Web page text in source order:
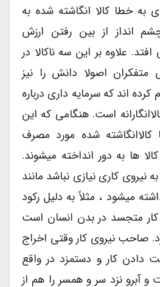
به خطا کالا انگاشته شده به
انداز از بین رفتن ارزش
علاوه بر این سه ناکالا در
اصولا دانش را نیز
کرده اند که سرمایه داری درباره
است. هنگامی که این
شده مورد مصرف
ها به دور انداخته میشوند.
نیروی کاری نیازی نباشد مانند
میشود ، مثلاً به دلیل رکود
متجسد در بدن انسان است
صاحب نیروی کار وقتی اخراج
کار و دستمزد در واقع
آبرو نزد سر و همسر را هم از